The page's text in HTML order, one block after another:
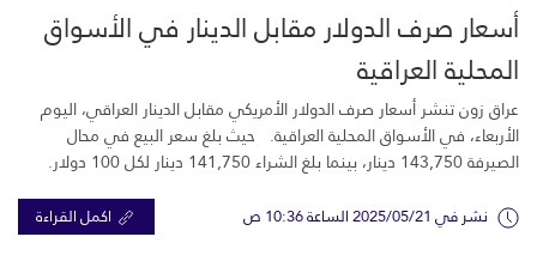
أسعار صرف الدولار مقابل الدينار في الأسواق
المحلية العراقية
عراق زون تنشر أسعار صرف الدولار الأمريكي مقابل الدينار العراقي، اليوم
الأربعاء، في الأسواق المحلية العراقية. حيث بلغ سعر البيع في محال
الصيرفة 143,750 دينار، بينما بلغ الشراء 141,750 دينار لكل 100 دولار.
نشر في 2025/05/21 الساعة 10:36 ص اكمل القراءة